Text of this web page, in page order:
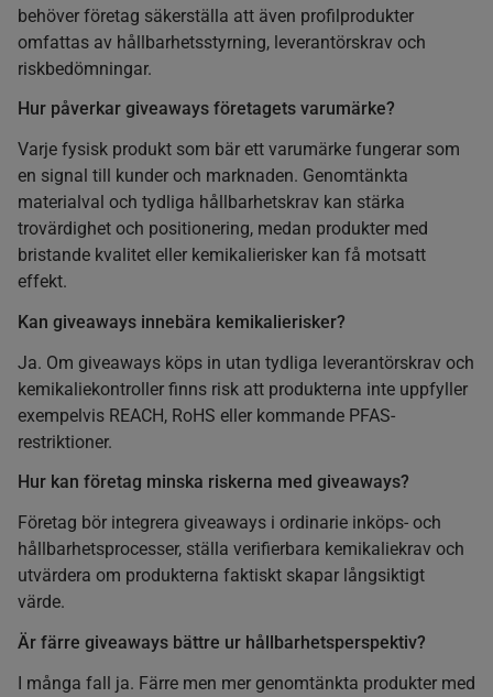
behöver företag säkerställa att även profilprodukter
omfattas av hållbarhetsstyrning, leverantörskrav och
riskbedömningar.
Hur påverkar giveaways företagets varumärke?
Varje fysisk produkt som bär ett varumärke fungerar som
en signal till kunder och marknaden. Genomtänkta
materialval och tydliga hållbarhetskrav kan stärka
trovärdighet och positionering, medan produkter med
bristande kvalitet eller kemikalierisker kan få motsatt
effekt.
Kan giveaways innebära kemikalierisker?
Ja. Om giveaways köps in utan tydliga leverantörskrav och
kemikaliekontroller finns risk att produkterna inte uppfyller
exempelvis REACH, RoHS eller kommande PFAS-
restriktioner.
Hur kan företag minska riskerna med giveaways?
Företag bör integrera giveaways i ordinarie inköps- och
hållbarhetsprocesser, ställa verifierbara kemikaliekrav och
utvärdera om produkterna faktiskt skapar långsiktigt
värde.
Är färre giveaways bättre ur hållbarhetsperspektiv?
I många fall ja. Färre men mer genomtänkta produkter med